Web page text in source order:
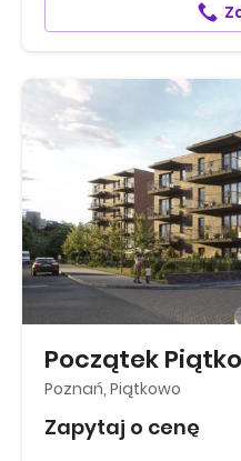
Początek
Poznań, Piątkowo
Zapytaj o cenę